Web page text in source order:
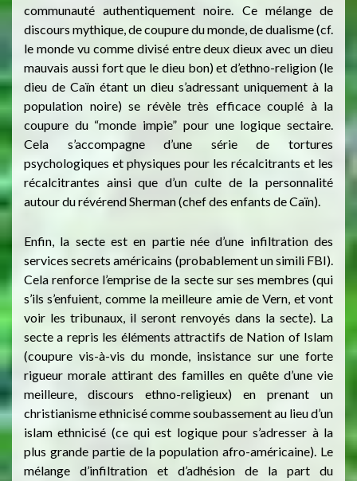
communauté authentiquement noire. Ce mélange de
discours mythique, de coupure du monde, de dualisme (cf.
le monde vu comme divisé entre deux dieux avec un dieu
mauvais aussi fort que le dieu bon) et d’ethno-religion (le
dieu de Caïn étant un dieu s’adressant uniquement à la
population noire) se révèle très efficace couplé à la
coupure du “monde impie” pour une logique sectaire.
Cela s’accompagne d’une série de tortures
psychologiques et physiques pour les récalcitrants et les
récalcitrantes ainsi que d’un culte de la personnalité
autour du révérend Sherman (chef des enfants de Caïn).
Enfin, la secte est en partie née d’une infiltration des
services secrets américains (probablement un simili FBI).
Cela renforce l’emprise de la secte sur ses membres (qui
s’ils s’enfuient, comme la meilleure amie de Vern, et vont
voir les tribunaux, il seront renvoyés dans la secte). La
secte a repris les éléments attractifs de Nation of Islam
(coupure vis-à-vis du monde, insistance sur une forte
rigueur morale attirant des familles en quête d’une vie
meilleure, discours ethno-religieux) en prenant un
christianisme ethnicisé comme soubassement au lieu d’un
islam ethnicisé (ce qui est logique pour s’adresser à la
plus grande partie de la population afro-américaine). Le
mélange d’infiltration et d’adhésion de la part du